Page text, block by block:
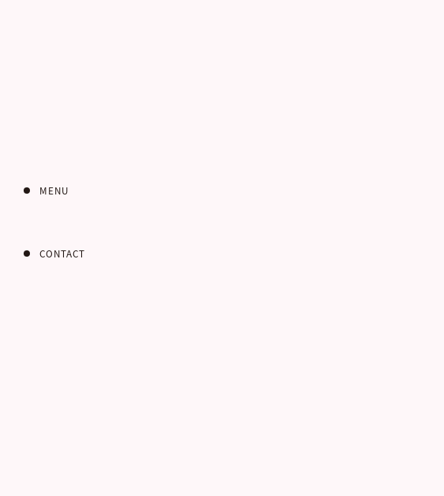
MENU
CONTACT